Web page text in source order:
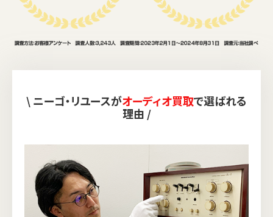
\ ニーゴ・リユースがオーディオ買取で選ばれる
理由 /